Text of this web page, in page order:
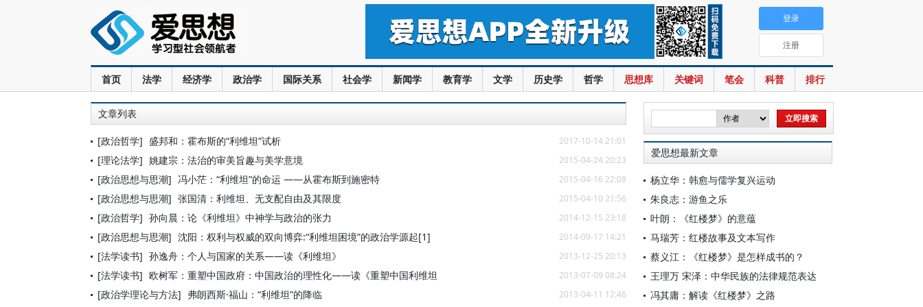
首页 法学 经济学 政治学 国际关系 社会学 新闻学 教育学 文学 历史学 哲学 思想库 关键词 笔会 科普 排行
登录
注册
文章列表
[政治哲学] 盛邦和：霍布斯的“利维坦”试析 2017-10-14 21:01
[理论法学] 姚建宗：法治的审美旨趣与美学意境 2015-04-24 20:23
[政治思想与思潮] 冯小茫：“利维坦”的命运 ——从霍布斯到施密特 2015-04-16 22:08
[政治思想与思潮] 张国清：利维坦、无支配自由及其限度 2015-04-10 21:56
[政治哲学] 孙向晨：论《利维坦》中神学与政治的张力 2014-12-15 23:18
[政治思想与思潮] 沈阳：权利与权威的双向博弈:“利维坦困境”的政治学源起[1] 2014-09-17 14:21
[法学读书] 孙逸舟：个人与国家的关系——读《利维坦》 2013-12-25 20:13
[法学读书] 欧树军：重塑中国政府：中国政治的理性化——读《重塑中国利维坦 2013-07-09 08:24
[政治学理论与方法] 弗朗西斯·福山：“利维坦”的降临 2013-04-11 12:46
爱思想最新文章
杨立华：韩愈与儒学复兴运动
朱良志：游鱼之乐
叶朗：《红楼梦》的意蕴
马瑞芳：红楼故事及文本写作
蔡义江：《红楼梦》是怎样成书的？
王理万 宋泽：中华民族的法律规范表达
冯其庸：解读《红楼梦》之路